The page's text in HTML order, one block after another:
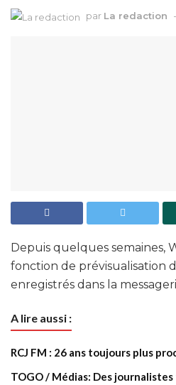
par La redaction
Depuis quelques semaines,
fonction de prévisualisation
enregistrés dans la
A lire aussi :
RCJ FM : 26 ans toujours plus
TOGO / Médias: Des